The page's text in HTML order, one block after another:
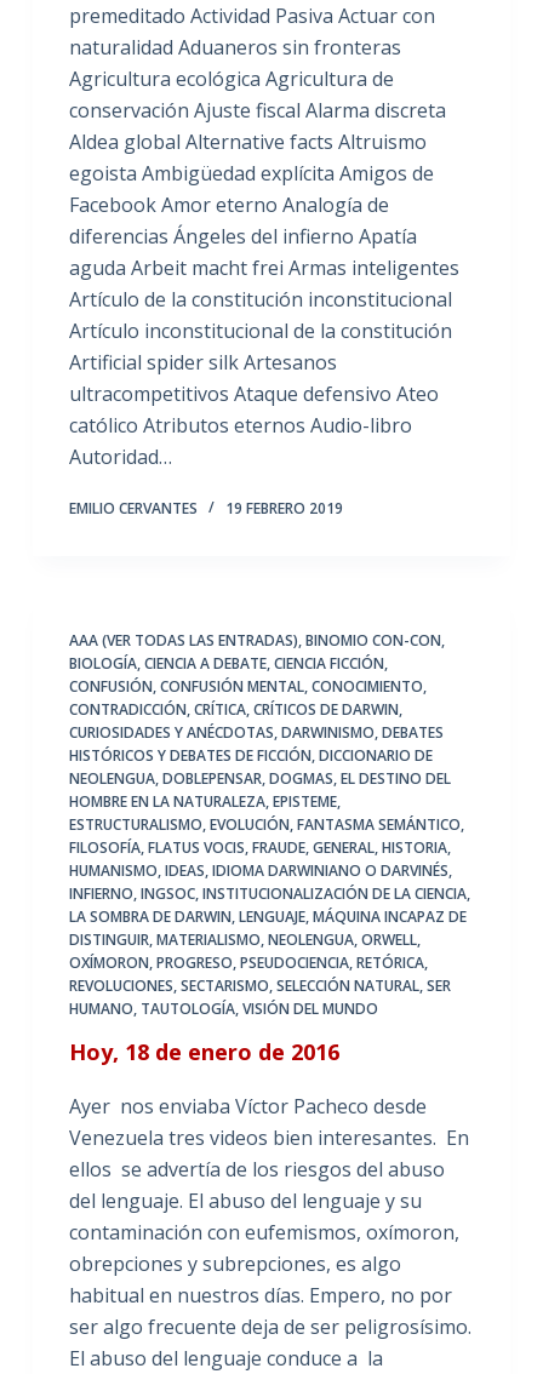
premeditado Actividad Pasiva Actuar con
naturalidad Aduaneros sin fronteras
Agricultura ecológica Agricultura de
conservación Ajuste fiscal Alarma discreta
Aldea global Alternative facts Altruismo
egoista Ambigüedad explícita Amigos de
Facebook Amor eterno Analogía de
diferencias Ángeles del infierno Apatía
aguda Arbeit macht frei Armas inteligentes
Artículo de la constitución inconstitucional
Artículo inconstitucional de la constitución
Artificial spider silk Artesanos
ultracompetitivos Ataque defensivo Ateo
católico Atributos eternos Audio-libro
Autoridad…
EMILIO CERVANTES 19 FEBRERO 2019
AAA (VER TODAS LAS ENTRADAS),BINOMIO CON-CON,
BIOLOGÍA,CIENCIA A DEBATE,CIENCIA FICCIÓN,
CONFUSIÓN,CONFUSIÓN MENTAL,CONOCIMIENTO,
CONTRADICCIÓN,CRÍTICA,CRÍTICOS DE DARWIN,
CURIOSIDADES Y ANÉCDOTAS,DARWINISMO,DEBATES
HISTÓRICOS Y DEBATES DE FICCIÓN,DICCIONARIO DE
NEOLENGUA,DOBLEPENSAR,DOGMAS,EL DESTINO DEL
HOMBRE EN LA NATURALEZA,EPISTEME,
ESTRUCTURALISMO,EVOLUCIÓN,FANTASMA SEMÁNTICO,
FILOSOFÍA,FLATUS VOCIS,FRAUDE,GENERAL,HISTORIA,
HUMANISMO,IDEAS,IDIOMA DARWINIANO O DARVINÉS,
INFIERNO,INGSOC,INSTITUCIONALIZACIÓN DE LA CIENCIA,
LA SOMBRA DE DARWIN,LENGUAJE,MÁQUINA INCAPAZ DE
DISTINGUIR,MATERIALISMO,NEOLENGUA,ORWELL,
OXÍMORON,PROGRESO,PSEUDOCIENCIA,RETÓRICA,
REVOLUCIONES,SECTARISMO,SELECCIÓN NATURAL,SER
HUMANO, TAUTOLOGÍA,VISIÓN DEL MUNDO
Hoy, 18 de enero de 2016
Ayer nos enviaba Víctor Pacheco desde
Venezuela tres videos bien interesantes. En
ellos se advertía de los riesgos del abuso
del lenguaje. El abuso del lenguaje y su
contaminación con eufemismos, oxímoron,
obrepciones y subrepciones, es algo
habitual en nuestros días. Empero, no por
ser algo frecuente deja de ser peligrosísimo.
El abuso del lenguaje conduce a la